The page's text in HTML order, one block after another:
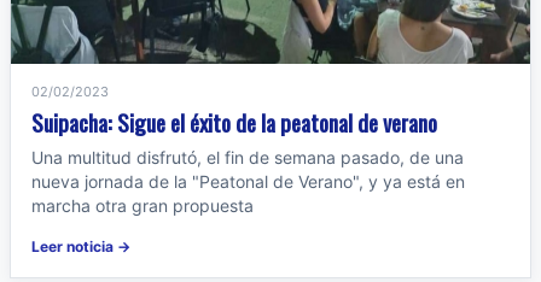
02/02/2023
Suipacha: Sigue el éxito de la peatonal de verano
Una multitud disfrutó, el fin de semana pasado, de una
nueva jornada de la "Peatonal de Verano", y ya está en
marcha otra gran propuesta
Leer noticia →